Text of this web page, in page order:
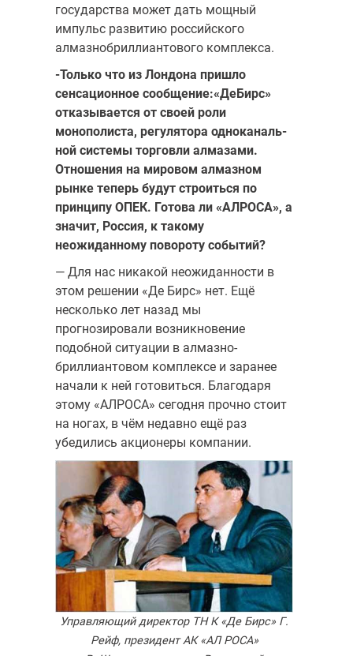
государства может дать мощный
импульс развитию российского
алмазно­бриллиантового комплекса.
-Только что из Лондона пришло
сенсационное сообщение:«ДеБирс»
отказывается от своей роли
монополиста, регулятора одноканаль­
ной системы торговли алмазами.
Отношения на мировом алмазном
рынке теперь будут строиться по
принципу ОПЕК. Готова ли «АЛРОСА», а
значит, Россия, к такому
неожиданному повороту событий?
— Для нас никакой неожиданности в
этом решении «Де Бирс» нет. Ещё
несколько лет назад мы
прогнозировали возникновение
подобной ситуации в алмазно-
бриллиантовом комплексе и зара­нее
начали к ней готовиться. Благодаря
этому «АЛРОСА» сегодня прочно стоит
на ногах, в чём недавно ещё раз
убедились акционеры компании.
Управляющий директор ТН К «Де Бирс» Г.
Рейф, президент АК «АЛ РОСА»